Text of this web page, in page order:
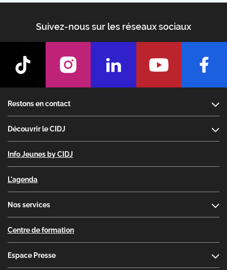
Suivez-nous sur les réseaux sociaux
Restons en contact
Découvrir le CIDJ
Info Jeunes by CIDJ
L'agenda
Nos services
Centre de formation
Espace Presse